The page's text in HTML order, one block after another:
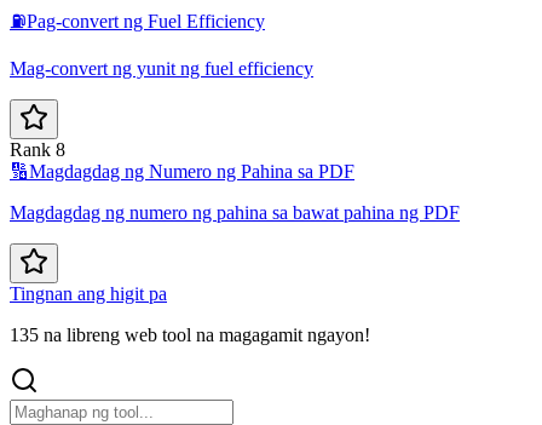
⛽Pag-convert ng Fuel Efficiency
Mag-convert ng yunit ng fuel efficiency
Rank 8
🔢Magdagdag ng Numero ng Pahina sa PDF
Magdagdag ng numero ng pahina sa bawat pahina ng PDF
Tingnan ang higit pa
135 na libreng web tool na magagamit ngayon!